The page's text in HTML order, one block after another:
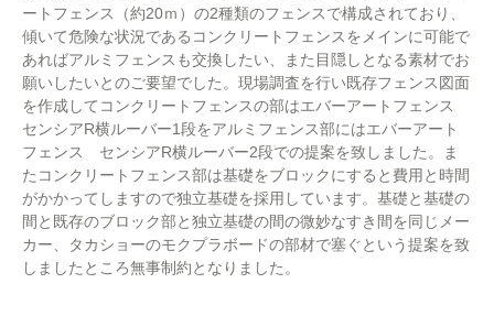
ートフェンス（約20ｍ）の2種類のフェンスで構成されており、
傾いて危険な状況であるコンクリートフェンスをメインに可能で
あればアルミフェンスも交換したい、また目隠しとなる素材でお
願いしたいとのご要望でした。現場調査を行い既存フェンス図面
を作成してコンクリートフェンスの部はエバーアートフェンス
センシアR横ルーバー1段をアルミフェンス部にはエバーアート
フェンス センシアR横ルーバー2段での提案を致しました。ま
たコンクリートフェンス部は基礎をブロックにすると費用と時間
がかかってしますので独立基礎を採用しています。基礎と基礎の
間と既存のブロック部と独立基礎の間の微妙なすき間を同じメー
カー、タカショーのモクプラボードの部材で塞ぐという提案を致
しましたところ無事制約となりました。